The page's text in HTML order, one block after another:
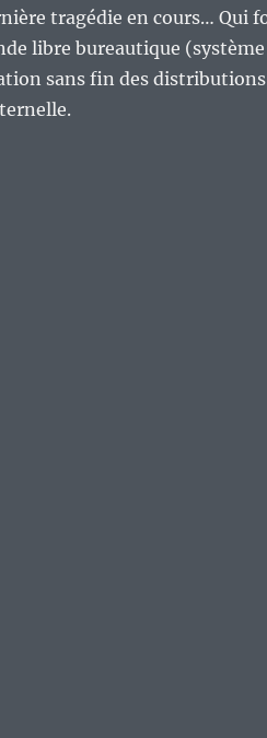
tragédie en cours… Qui
libre bureautique
sans fin des